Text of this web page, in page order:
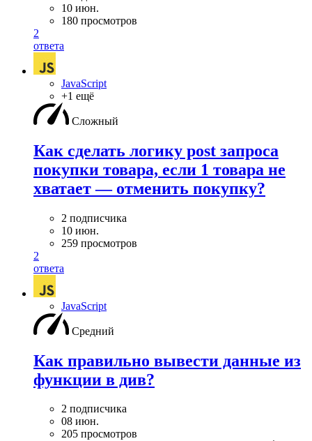
10 июн.
180 просмотров
2
ответа
JavaScript
+1 ещё
Сложный
Как сделать логику post запроса
покупки товара, если 1 товара не
хватает — отменить покупку?
2 подписчика
10 июн.
259 просмотров
2
ответа
JavaScript
Средний
Как правильно вывести данные из
функции в див?
2 подписчика
08 июн.
205 просмотров